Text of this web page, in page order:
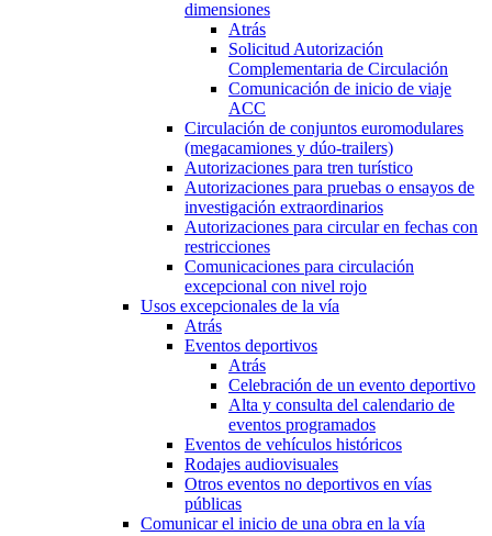
dimensiones
Atrás
Solicitud Autorización
Complementaria de Circulación
Comunicación de inicio de viaje
ACC
Circulación de conjuntos euromodulares
(megacamiones y dúo-trailers)
Autorizaciones para tren turístico
Autorizaciones para pruebas o ensayos de
investigación extraordinarios
Autorizaciones para circular en fechas con
restricciones
Comunicaciones para circulación
excepcional con nivel rojo
Usos excepcionales de la vía
Atrás
Eventos deportivos
Atrás
Celebración de un evento deportivo
Alta y consulta del calendario de
eventos programados
Eventos de vehículos históricos
Rodajes audiovisuales
Otros eventos no deportivos en vías
públicas
Comunicar el inicio de una obra en la vía